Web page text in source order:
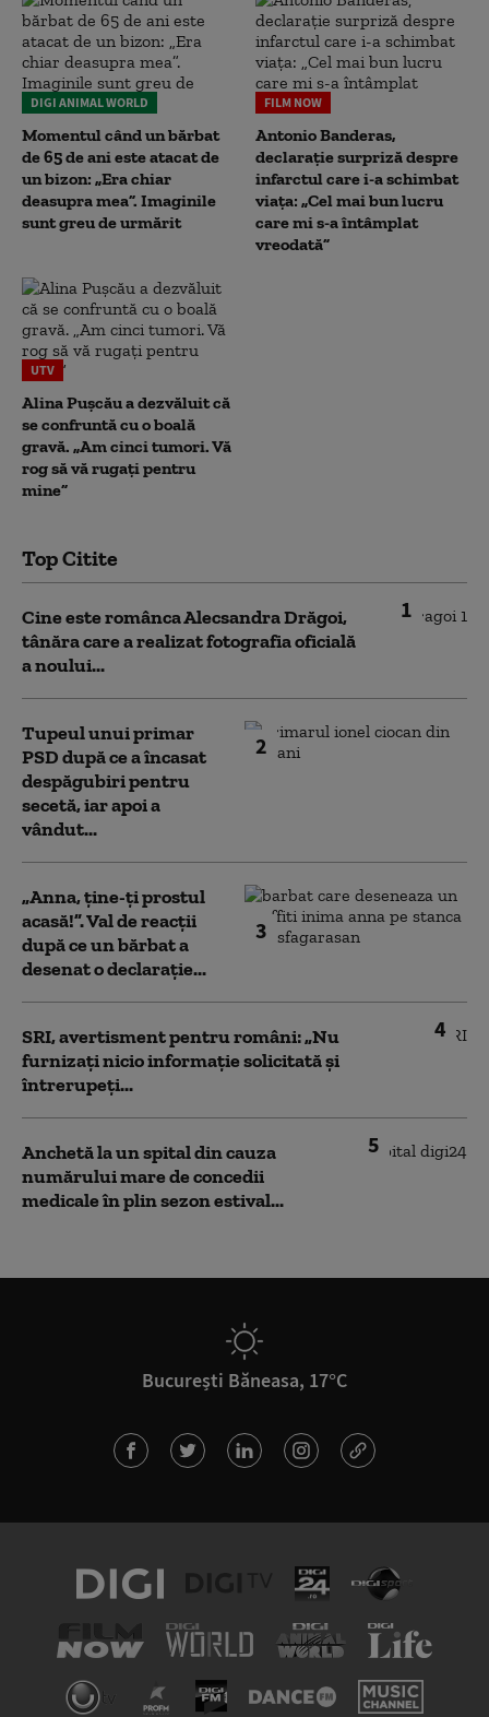
DIGI ANIMAL WORLD
Momentul când un bărbat
de 65 de ani este atacat de
un bizon: „Era chiar
deasupra mea”. Imaginile
sunt greu de urmărit
FILM NOW
Antonio Banderas,
declarație surpriză despre
infarctul care i-a schimbat
viața: „Cel mai bun lucru
care mi s-a întâmplat
vreodată”
UTV
Alina Pușcău a dezvăluit că
se confruntă cu o boală
gravă. „Am cinci tumori. Vă
rog să vă rugați pentru
mine”
Top Citite
1
Cine este românca Alecsandra Drăgoi,
tânăra care a realizat fotografia oficială
a noului...
2
Tupeul unui primar
PSD după ce a încasat
despăgubiri pentru
secetă, iar apoi a
vândut...
3
„Anna, ţine-ţi prostul
acasă!”. Val de reacții
după ce un bărbat a
desenat o declarație...
4
SRI, avertisment pentru români: „Nu
furnizați nicio informație solicitată și
întrerupeți...
5
Anchetă la un spital din cauza
numărului mare de concedii
medicale în plin sezon estival...
București Băneasa, 17°C